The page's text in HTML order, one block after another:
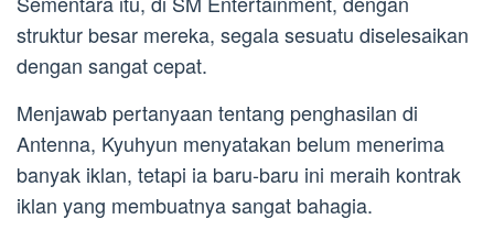
struktur besar mereka, segala sesuatu diselesaikan
dengan sangat cepat.
Menjawab pertanyaan tentang penghasilan di
Antenna, Kyuhyun menyatakan belum menerima
banyak iklan, tetapi ia baru-baru ini meraih kontrak
iklan yang membuatnya sangat bahagia.